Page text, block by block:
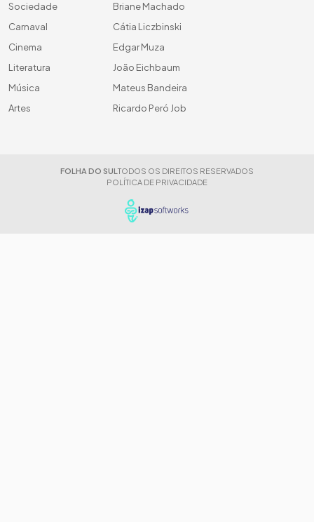
Sociedade
Carnaval
Cinema
Literatura
Música
Artes
Briane Machado
Cátia Liczbinski
Edgar Muza
João Eichbaum
Mateus Bandeira
Ricardo Peró Job
FOLHA DO SUL TODOS OS DIREITOS RESERVADOS
POLÍTICA DE PRIVACIDADE